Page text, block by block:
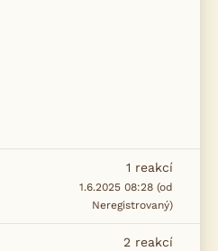
1 reakcí
1.6.2025 08:28 (od
Neregistrovaný)
2 reakcí